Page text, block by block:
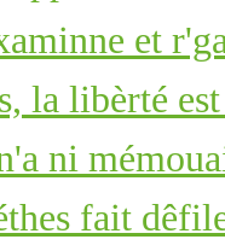
et
la libèrté
ni
fait